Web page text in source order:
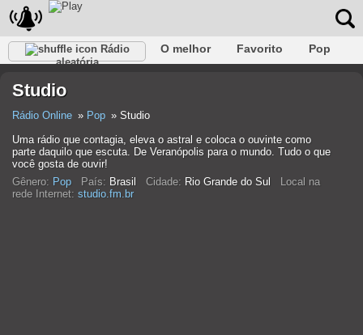
Rádio
aleatória
O melhor Favorito
Pop
Rap
Falk
Studio
Rádio Online Pop
Studio
Uma rádio que contagia, eleva o astral e coloca o ouvinte como
parte daquilo que escuta. De Veranópolis para o mundo. Tudo o que
você gosta de ouvir!
Gênero: Pop País: Brasil Cidade: Rio Grande do Sul
Local na
rede Internet: studio.fm.br